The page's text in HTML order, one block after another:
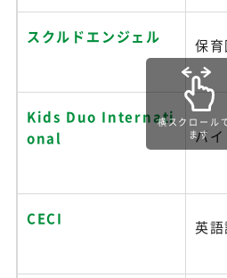
スクルドエンジェル 保
Kids Duo Internati
onal
バ
CECI 英
横スクロール
ます